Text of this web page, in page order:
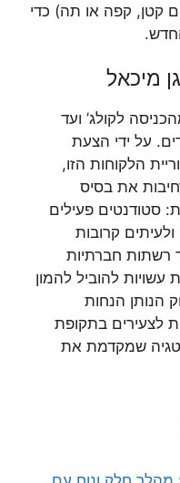
קטן, קפה או תה) כדי
מיכאל
לקולג’ ועד
על ידי הצעת
הלקוחות הזו,
את בסיס
סטודנטים פעילים
קרובות
רשתות חברתיות
עשויות להוביל להמון
הנותן הנחות
לצעירים בתקופת
שמקדמת את